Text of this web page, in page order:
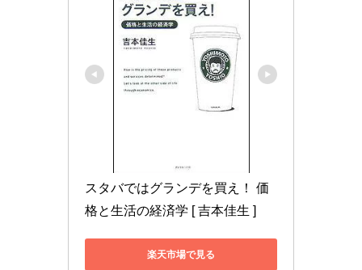
スタバではグランデを買え！ 価
格と生活の経済学 [ 吉本佳生 ]
楽天市場で見る